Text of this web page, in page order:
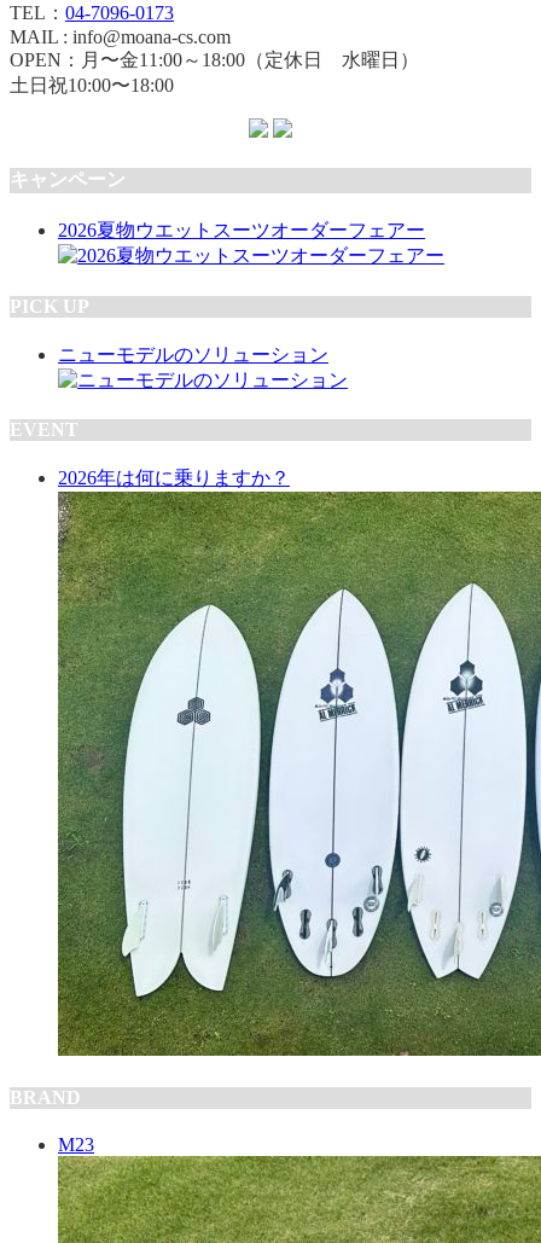
TEL： 04-7096-0173
MAIL : info@moana-cs.com
OPEN：月〜金11:00～18:00（定休日 水曜日）
土日祝10:00〜18:00
キャンペーン
2026夏物ウエットスーツオーダーフェアー
PICK UP
ニューモデルのソリューション
EVENT
2026年は何に乗りますか？
BRAND
M23